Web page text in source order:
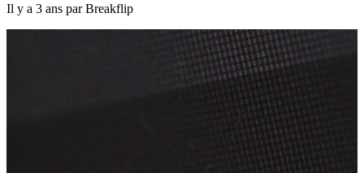
Il y a 3 ans par Breakflip